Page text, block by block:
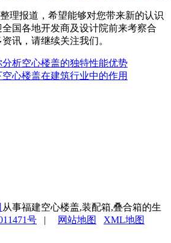
理报道，希望能够对您带来新的认识
国各地开发商及设计院前来考察合
讯，请继续关注我们。
析空心楼盖的独特性能优势
心楼盖在建筑行业中的作用
从事福建空心楼盖,装配箱,叠合箱的生
号 | 网站地图 XML地图